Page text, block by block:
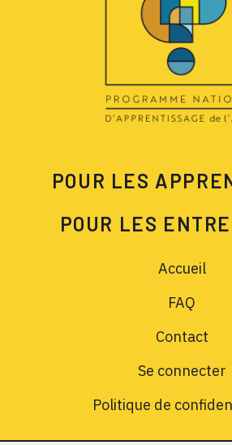
POUR LES
POUR LES
Accueil
FAQ
Contact
Se connecter
Politique de